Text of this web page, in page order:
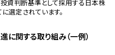
資判断基準として採用する日本株
選定されています。
関する取り組み（一例）